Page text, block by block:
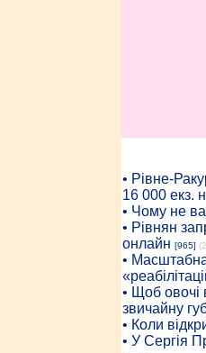
• Рiвне-
16 000 екз.
• Чому не
• Рівнян
онлайн [965]
•
• Щоб овочі
звичайну
• Коли
• У Сергія